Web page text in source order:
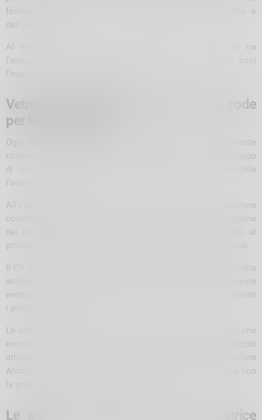
formativo dedicato ai temi dell’accoglienza, del rispetto e
dell’inclusione.
Al termine del percorso verrà sottoscritto un accordo tra
l’associazione e ciascuna realtà aderente, formalizzando così
l’ingresso nella rete Safe Space.
Vetrofania, materiali informativi e QR code
per le segnalazioni
Ogni attività commerciale, professionista o realtà aderente
riceverà una vetrofania da esporre all’ingresso del proprio luogo
di lavoro, in modo da rendere immediatamente riconoscibile
l’adesione al progetto.
All’interno degli spazi sarà inoltre collocato un espositore
contenente una presentazione di Safe Space, una spiegazione
del significato dell’adesione, un breve glossario dedicato ai
principali termini legati alla comunità LGBTQIA+ e un QR code.
Il QR code permetterà a chiunque di segnalare, anche in forma
anonima, nuove realtà interessate a entrare nella rete oppure
eventuali situazioni in cui un’aderente o un aderente non rispetti
i principi del progetto.
Le attività commerciali, le professioniste e i professionisti che
entreranno nella rete Safe Space saranno inoltre valorizzati
attraverso i canali social e il sito internet di Valtellina
Arcobaleno APS, dove sarà realizzata una pagina dedicata con
la presentazione di tutte le realtà aderenti.
Le parole di Mauro Lucchini e Beatrice